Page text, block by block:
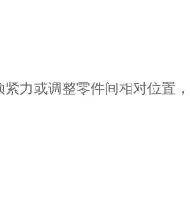
或调整零件间相对位置